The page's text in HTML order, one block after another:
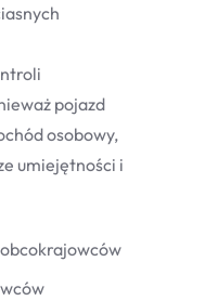
pojazd
osobowy,
umiejętności i